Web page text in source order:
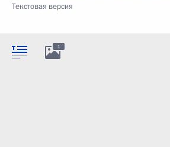
Текстовая версия
1